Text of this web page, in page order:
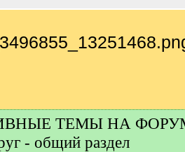
ТЕМЫ НА
- общий раздел